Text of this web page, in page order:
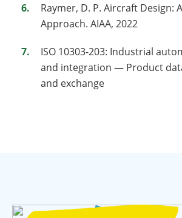
Raymer, D. P. Aircraft Design:
Approach. AIAA, 2022
ISO 10303-203: Industrial
and integration — Product
and exchange